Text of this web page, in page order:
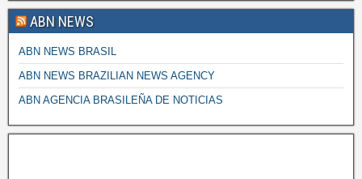
ABN NEWS
ABN NEWS BRASIL
ABN NEWS BRAZILIAN NEWS AGENCY
ABN AGENCIA BRASILEÑA DE NOTICIAS